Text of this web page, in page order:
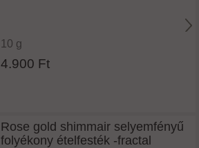
10 g
4.900 Ft
Rose gold shimmair selyemfényű
folyékony ételfesték -fractal